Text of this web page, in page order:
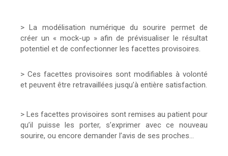
> La modélisation numérique du sourire permet de
créer un « mock-up » afin de prévisualiser le résultat
potentiel et de confectionner les facettes provisoires.
> Ces facettes provisoires sont modifiables à volonté
et peuvent être retravaillées jusqu’à entière satisfaction.
> Les facettes provisoires sont remises au patient pour
qu’il puisse les porter, s’exprimer avec ce nouveau
sourire, ou encore demander l’avis de ses proches…